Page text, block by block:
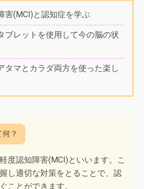
害(MCI)と認知症を学ぶ
ブレットを使用して今の脳の状
タマとカラダ両方を使った楽し
度認知障害(MCI)といいます。こ
し適切な対策をとることで、認
ことができます。